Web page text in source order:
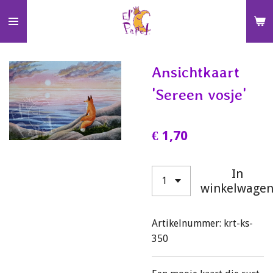
direct
naar
de
hoofdinhoud
Ansichtkaart
'Sereen vosje'
€ 1,70
In
winkelwagen
Artikelnummer: krt-ks-
350